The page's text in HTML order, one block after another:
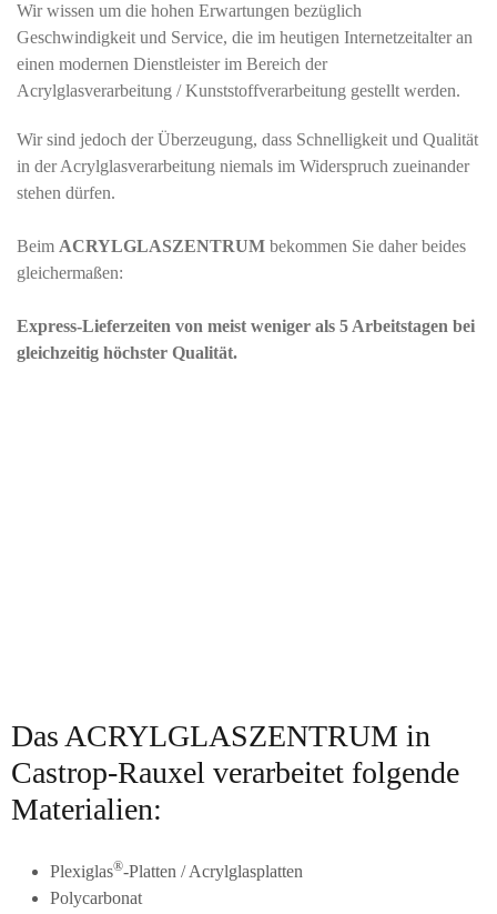
Wir wissen um die hohen Erwartungen bezüglich
Geschwindigkeit und Service, die im heutigen Internetzeitalter an
einen modernen Dienstleister im Bereich der
Acrylglasverarbeitung / Kunststoffverarbeitung gestellt werden.
Wir sind jedoch der Überzeugung, dass Schnelligkeit und Qualität
in der Acrylglasverarbeitung niemals im Widerspruch zueinander
stehen dürfen.
Beim ACRYLGLASZENTRUM bekommen Sie daher beides
gleichermaßen:
Express-Lieferzeiten von meist weniger als 5 Arbeitstagen bei
gleichzeitig höchster Qualität.
Das ACRYLGLASZENTRUM in
Castrop-Rauxel verarbeitet folgende
Materialien:
Plexiglas®-Platten / Acrylglasplatten
Polycarbonat